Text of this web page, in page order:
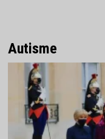
Autisme